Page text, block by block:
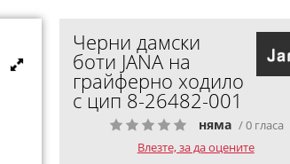
Черни дамски
боти JANA на
грайферно ходило
с цип 8-26482-001
няма / 0 гласа
Влезте, за да оцените